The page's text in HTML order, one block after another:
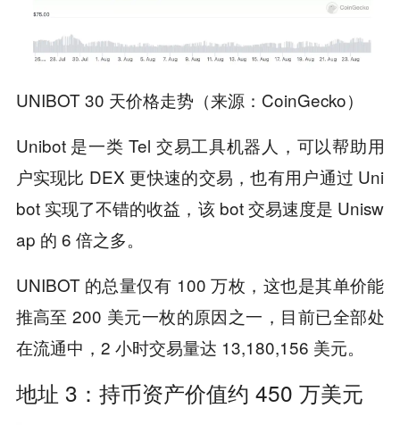
UNIBOT 30 天价格走势（来源：CoinGecko）
Unibot 是一类 Tel 交易工具机器人，可以帮助用
户实现比 DEX 更快速的交易，也有用户通过 Uni
bot 实现了不错的收益，该 bot 交易速度是 Unisw
ap 的 6 倍之多。
UNIBOT 的总量仅有 100 万枚，这也是其单价能
推高至 200 美元一枚的原因之一，目前已全部处
在流通中，2 小时交易量达 13,180,156 美元。
地址 3：持币资产价值约 450 万美元